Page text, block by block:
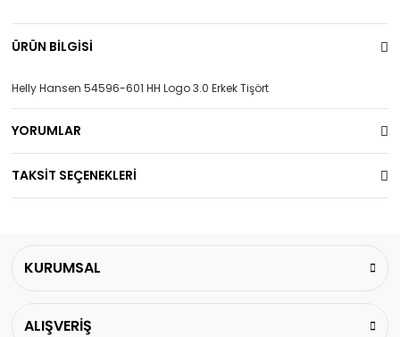
ÜRÜN BİLGİSİ
Helly Hansen 54596-601 HH Logo 3.0 Erkek Tişört
YORUMLAR
TAKSİT SEÇENEKLERİ
KURUMSAL
ALIŞVERİŞ